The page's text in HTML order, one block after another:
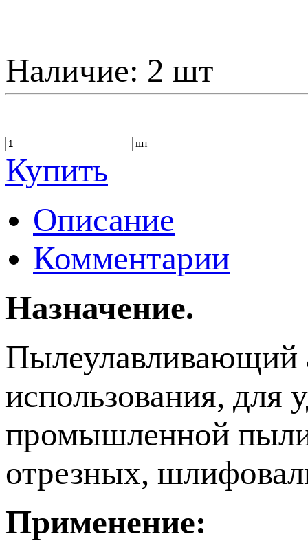
Наличие: 2 шт
шт
Купить
Описание
Комментарии
Назначение.
Пылеулавливающий
использования, для
промышленной
отрезных,
Применение: